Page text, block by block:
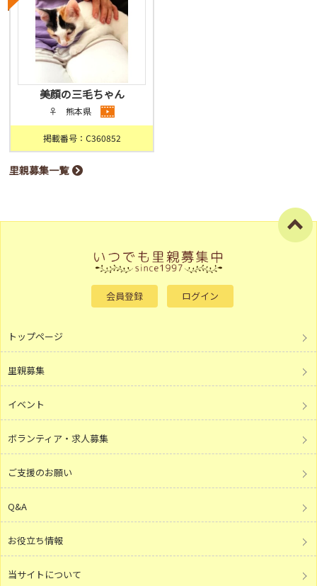
美顔の三毛ちゃん
♀ 熊本県
掲載番号：C360852
里親募集一覧
会員登録 ログイン
トップページ
里親募集
イベント
ボランティア・求人募集
ご支援のお願い
Q&A
お役立ち情報
当サイトについて